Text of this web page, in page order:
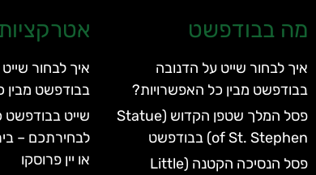
מה בבודפשט
איך לבחור שייט על הדנובה
בבודפשט מבין כל האפשרויות?
פסל המלך שטפן הקדוש (Statue
of St. Stephen) בבודפשט
פסל הנסיכה הקטנה (Little
אטרקציות
איך לבחור
בבודפשט מבין
שייט בבודפשט
לבחירתכם –
או יין פרוסקו